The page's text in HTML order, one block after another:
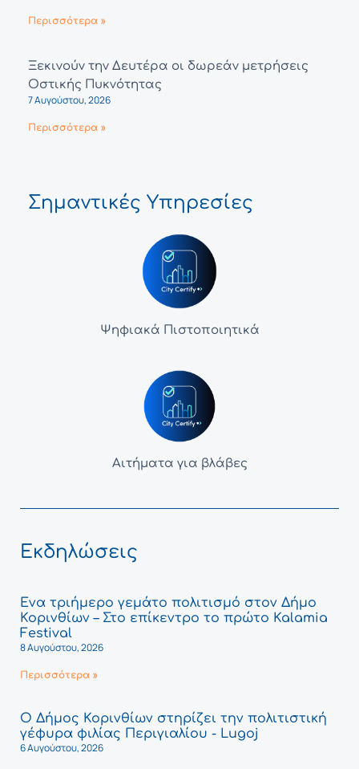
Περισσότερα »
Ξεκινούν την Δευτέρα οι δωρεάν μετρήσεις
Οστικής Πυκνότητας
7 Αυγούστου, 2026
Περισσότερα »
Σημαντικές Υπηρεσίες
Ψηφιακά Πιστοποιητικά
Αιτήματα για βλάβες
Εκδηλώσεις
Ένα τριήμερο γεμάτο πολιτισμό στον Δήμο
Κορινθίων – Στο επίκεντρο το πρώτο Kalamia
Festival
8 Αυγούστου, 2026
Περισσότερα »
Ο Δήμος Κορινθίων στηρίζει την πολιτιστική
γέφυρα φιλίας Περιγιαλίου - Lugoj
6 Αυγούστου, 2026